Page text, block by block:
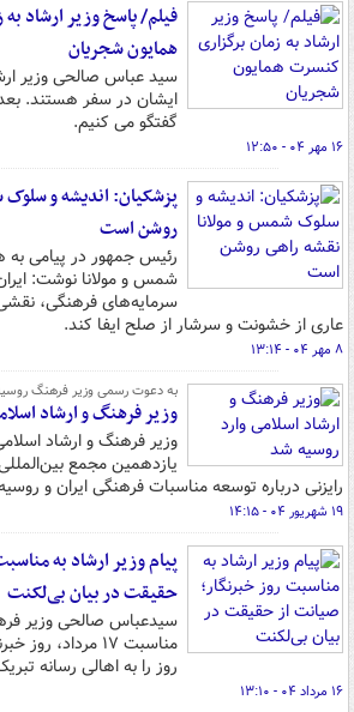
فیلم/ پاسخ وزیر ارشاد
همایون شجریان
سید عباس صالحی وزیر
ایشان در سفر هستند.
گفتگو می کنیم.
۱۶ مهر ۰۴ - ۱۲:۵۰
پزشکیان: اندیشه و
روشن است
رئیس جمهور در پیامی
شمس و مولانا نوشت:
سرمایه‌های فرهنگی،
عاری از خشونت و سرشار از صلح ایفا کند.
۸ مهر ۰۴ - ۱۳:۱۴
به دعوت رسمی وزیر فرهنگ
وزیر فرهنگ و ارشاد
وزیر فرهنگ و ارشاد
یازدهمین مجمع
رایزنی درباره توسعه مناسبات فرهنگی ایران و
۱۹ شهریور ۰۴ - ۱۴:۱۵
پیام وزیر ارشاد به
حقیقت در بیان بی‌لکنت
سیدعباس صالحی وزیر
مناسبت ۱۷ مرداد،
روز را به اهالی رسانه
۱۶ مرداد ۰۴ - ۱۳:۱۰